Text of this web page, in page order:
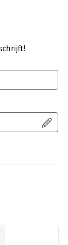
photos, Peter
the country.